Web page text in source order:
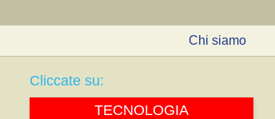
Chi siamo
Cliccate su:
TECNOLOGIA